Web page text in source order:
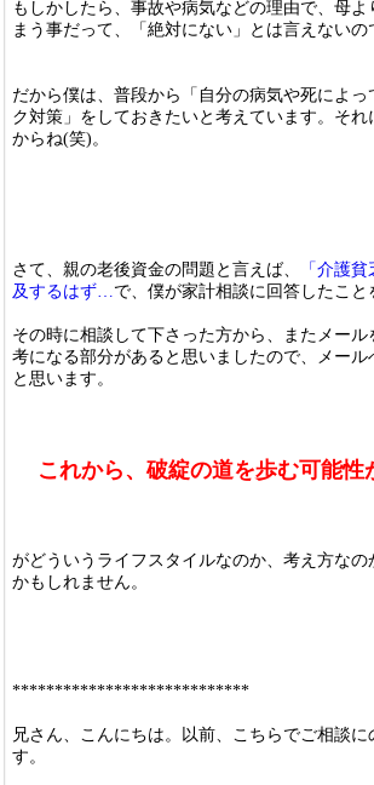
もしかしたら、事故や病気などの理由で、母
まう事だって、「絶対にない」とは言えないの
だから僕は、普段から「自分の病気や死によ
ク対策」をしておきたいと考えています。それ
からね(笑)。
さて、親の老後資金の問題と言えば、
「介護
及するはず…で、僕が家計相談に回答したこ
その時に相談して下さった方から、またメー
考になる部分があると思いましたので、メー
と思います。
これから、破綻の道を歩む可能性
がどういうライフスタイルなのか、考え方な
かもしれません。
****************************
兄さん、こんにちは。以前、こちらでご相談
す。